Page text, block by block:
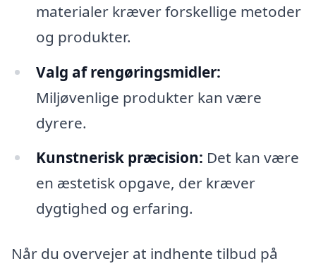
materialer kræver forskellige metoder
og produkter.
Valg af rengøringsmidler:
Miljøvenlige produkter kan være
dyrere.
Kunstnerisk præcision: Det kan være
en æstetisk opgave, der kræver
dygtighed og erfaring.
Når du overvejer at indhente tilbud på